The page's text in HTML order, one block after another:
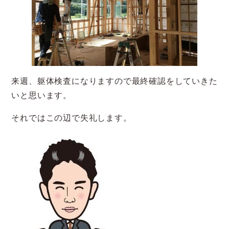
来週、躯体検査になりますので最終確認をしていきた
いと思います。
それではこの辺で失礼します。